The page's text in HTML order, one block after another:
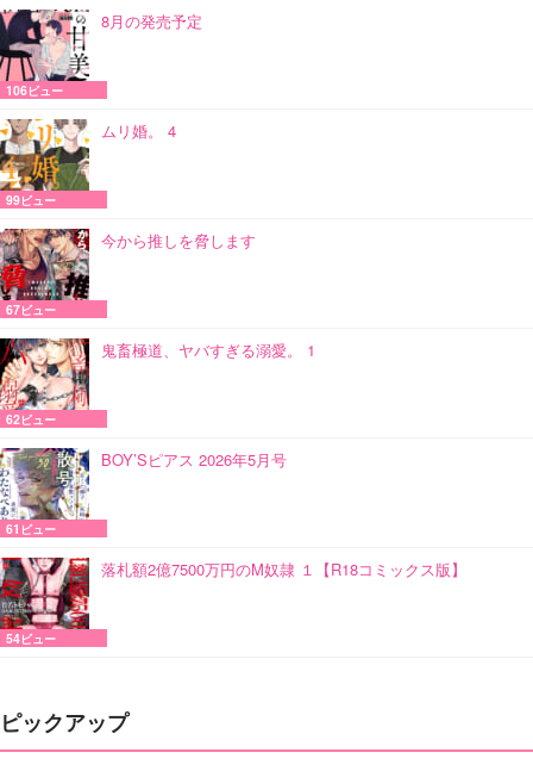
8月の発売予定
106ビュー
ムリ婚。 4
99ビュー
今から推しを脅します
67ビュー
鬼畜極道、ヤバすぎる溺愛。 1
62ビュー
BOY’Sピアス 2026年5月号
61ビュー
落札額2億7500万円のM奴隷 １【R18コミックス版】
54ビュー
ピックアップ